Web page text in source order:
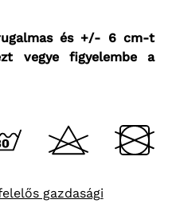
és +/- 6 cm-t
vegye figyelembe a
gazdasági